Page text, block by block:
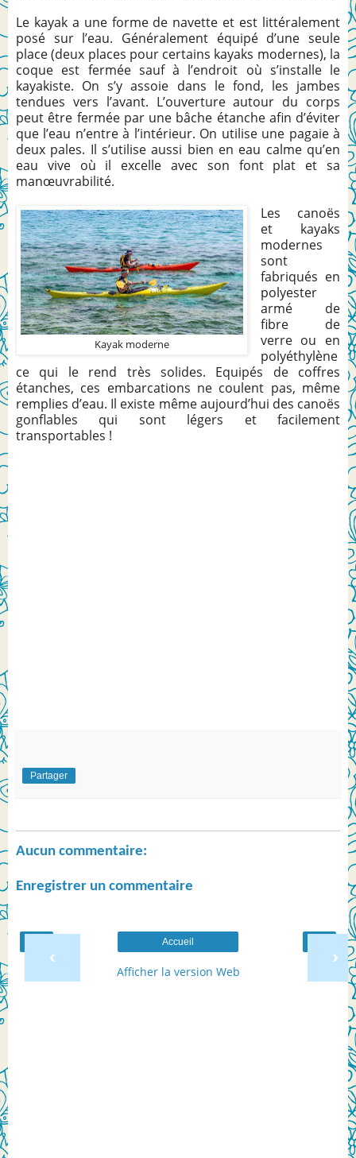
Le kayak a une forme de navette et est littéralement
posé sur l’eau. Généralement équipé d’une seule
place (deux places pour certains kayaks modernes), la
coque est fermée sauf à l’endroit où s’installe le
kayakiste. On s’y assoie dans le fond, les jambes
tendues vers l’avant. L’ouverture autour du corps
peut être fermée par une bâche étanche afin d’éviter
que l’eau n’entre à l’intérieur. On utilise une pagaie à
deux pales. Il s’utilise aussi bien en eau calme qu’en
eau vive où il excelle avec son font plat et sa
manœuvrabilité.
Kayak moderne
Les canoës
et kayaks
modernes
sont
fabriqués en
polyester
armé de
fibre de
verre ou en
polyéthylène
ce qui le rend très solides. Equipés de coffres
étanches, ces embarcations ne coulent pas, même
remplies d’eau. Il existe même aujourd’hui des canoës
gonflables qui sont légers et facilement
transportables !
Partager
Aucun commentaire:
Enregistrer un commentaire
‹ ›
Accueil
Afficher la version Web